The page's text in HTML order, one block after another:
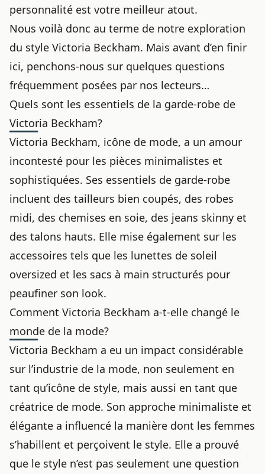
personnalité est votre meilleur atout.
Nous voilà donc au terme de notre exploration
du style Victoria Beckham. Mais avant d’en finir
ici, penchons-nous sur quelques questions
fréquemment posées par nos lecteurs…
Quels sont les essentiels de la garde-robe de
Victoria Beckham?
Victoria Beckham, icône de mode, a un amour
incontesté pour les pièces minimalistes et
sophistiquées. Ses essentiels de garde-robe
incluent des tailleurs bien coupés, des robes
midi, des chemises en soie, des jeans skinny et
des talons hauts. Elle mise également sur les
accessoires tels que les lunettes de soleil
oversized et les sacs à main structurés pour
peaufiner son look.
Comment Victoria Beckham a-t-elle changé le
monde de la mode?
Victoria Beckham a eu un impact considérable
sur l’industrie de la mode, non seulement en
tant qu’icône de style, mais aussi en tant que
créatrice de mode. Son approche minimaliste et
élégante a influencé la manière dont les femmes
s’habillent et perçoivent le style. Elle a prouvé
que le style n’est pas seulement une question